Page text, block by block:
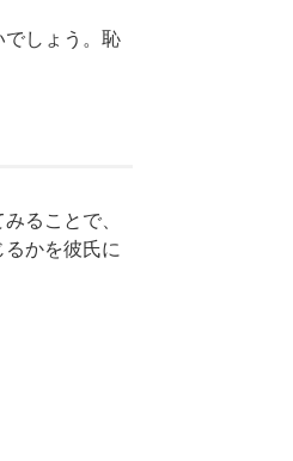
でしょう。恥
ることで、
かを彼氏に